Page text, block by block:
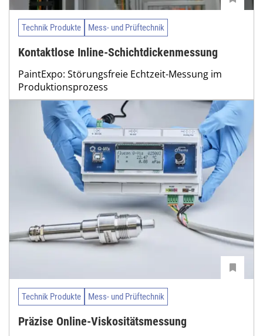
Technik Produkte Mess- und Prüftechnik
Kontaktlose Inline-Schichtdickenmessung
PaintExpo: Störungsfreie Echtzeit-Messung im
Produktionsprozess
Technik Produkte Mess- und Prüftechnik
Präzise Online-Viskositätsmessung